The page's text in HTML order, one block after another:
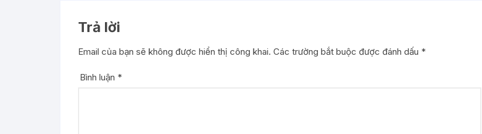
Trả lời
Email của bạn sẽ không được hiển thị công khai. Các trường bắt buộc được đánh dấu *
Bình luận *